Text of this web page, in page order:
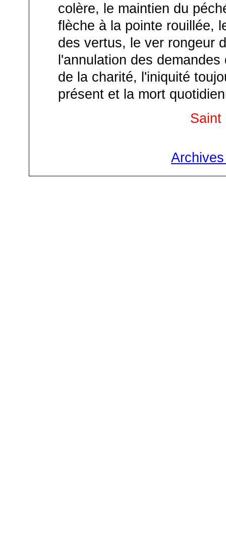
colère, le maintien du
flèche à la pointe rouillée,
des vertus, le ver rongeur
l'annulation des
de la charité, l'iniquité
présent et la mort
Saint